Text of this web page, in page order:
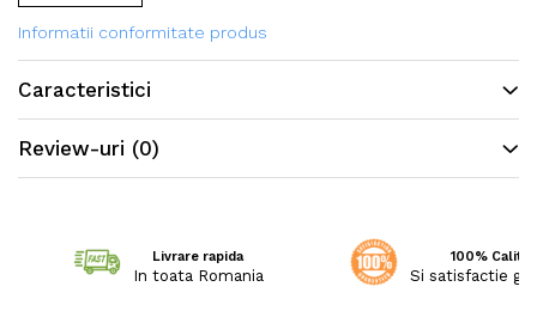
Intretinerea covorului este la indemana
tuturor. Se curata foarte usor cu aspiratorul
sau matura.
Informatii conformitate produs
Caracteristici
Review-uri (0)
Livrare rapida
In toata Romania
100%
Si satisfactie